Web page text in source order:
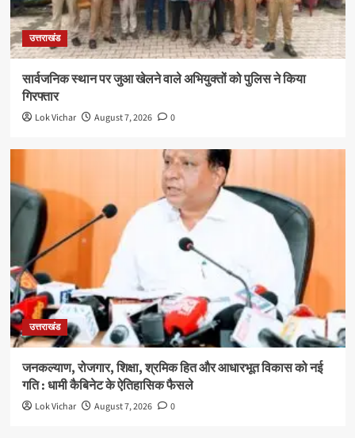
उत्तराखंड
सार्वजनिक स्थान पर जुआ खेलने वाले अभियुक्तों को पुलिस ने किया
गिरफ्तार
Lok Vichar August 7, 2026 0
उत्तराखंड
जनकल्याण, रोजगार, शिक्षा, श्रमिक हित और आधारभूत विकास को नई
गति : धामी कैबिनेट के ऐतिहासिक फैसले
Lok Vichar August 7, 2026 0